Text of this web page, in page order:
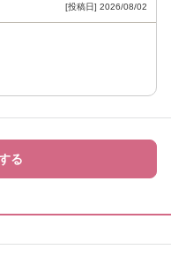
[投稿日] 2026/08/02
る